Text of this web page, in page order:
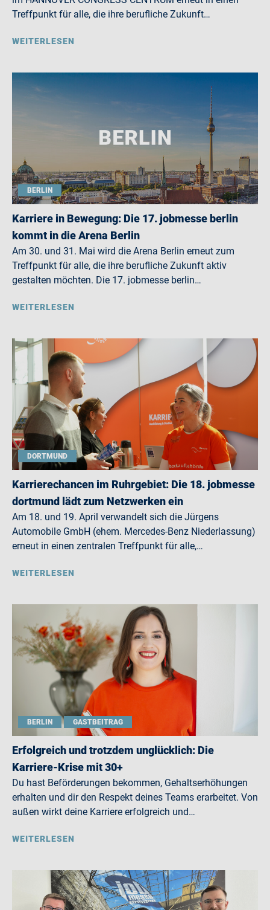
Treffpunkt für alle, die ihre berufliche Zukunft…
WEITERLESEN
BERLIN
Karriere in Bewegung: Die 17. jobmesse berlin
kommt in die Arena Berlin
Am 30. und 31. Mai wird die Arena Berlin erneut zum
Treffpunkt für alle, die ihre berufliche Zukunft aktiv
gestalten möchten. Die 17. jobmesse berlin…
WEITERLESEN
DORTMUND
Karrierechancen im Ruhrgebiet: Die 18. jobmesse
dortmund lädt zum Netzwerken ein
Am 18. und 19. April verwandelt sich die Jürgens
Automobile GmbH (ehem. Mercedes-Benz Niederlassung)
erneut in einen zentralen Treffpunkt für alle,…
WEITERLESEN
BERLIN GASTBEITRAG
Erfolgreich und trotzdem unglücklich: Die
Karriere-Krise mit 30+
Du hast Beförderungen bekommen, Gehaltserhöhungen
erhalten und dir den Respekt deines Teams erarbeitet. Von
außen wirkt deine Karriere erfolgreich und…
WEITERLESEN